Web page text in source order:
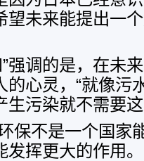
望未来能提出一
强调的是，在未
的心灵，“就像污
生污染就不需要
保不是一个国家
挥更大的作用。